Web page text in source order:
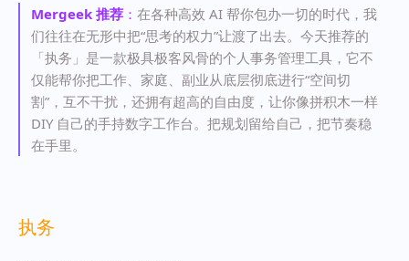
Mergeek 推荐 ： 在各种高效 AI 帮你包办一切的时代，我
们往往在无形中把“思考的权力”让渡了出去。今天推荐的
「执务」是一款极具极客风骨的个人事务管理工具，它不
仅能帮你把工作、家庭、副业从底层彻底进行“空间切
割”，互不干扰，还拥有超高的自由度，让你像拼积木一样
DIY 自己的手持数字工作台。把规划留给自己，把节奏稳
在手里。
执务